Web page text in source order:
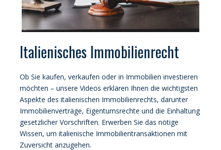
Italienisches Immobilienrecht
Ob Sie kaufen, verkaufen oder in Immobilien investieren
möchten – unsere Videos erklären Ihnen die wichtigsten
Aspekte des italienischen Immobilienrechts, darunter
Immobilienverträge, Eigentumsrechte und die Einhaltung
gesetzlicher Vorschriften. Erwerben Sie das nötige
Wissen, um italienische Immobilientransaktionen mit
Zuversicht anzugehen.